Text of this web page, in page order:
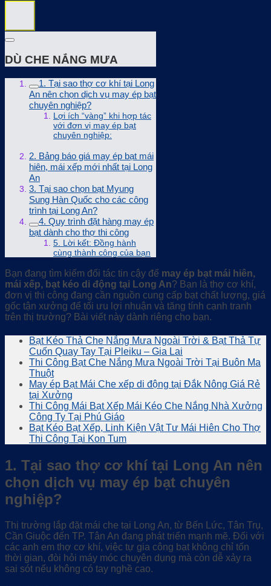
DÙ CHE NẮNG MƯA
1. Tại sao thợ cơ khí tại Long
An nên chọn dịch vụ may ép bạt
chuyên nghiệp?
Lợi ích “vàng” khi hợp tác
với đơn vị may ép bạt
chuyên nghiệp:
2. Bảng báo giá may ép bạt mái
hiên, mái xếp mới nhất tại Long
An
3. Tại sao chọn bạt Myung
Sung Hàn Quốc cho các công
trình tại Long An?
4. Quy trình đặt hàng may ép
bạt dành cho thợ thi công
5. Lời kết: Đồng hành
cùng thành công của bạn
Bạn đang tìm kiếm đối tác tin cậy để may ép bạt mái hiên,
mái xếp, bạt kéo di động tại Long An? Bạn là thợ cơ khí,
đơn vị thi công đang cần nguồn cung cấp bạt chất lượng, giá
gốc tận xưởng để tối ưu lợi nhuận và tăng tính cạnh tranh
trên thị trường? Bài viết này dành riêng cho bạn.
Bạt Kéo Thả Che Nắng Mưa Ngoài Trời & Bạt Thả Tự
Cuốn Quay Tay Tại Pleiku – Gia Lai
Thi Công Bạt Che Nắng Mưa Ngoài Trời Tại Buôn Ma
Thuột
May ép Bạt Mái Che xếp di động tại Đắk Nông Giá Rẻ
tại Xưởng
Thi Công Mái Bạt Xếp Mái Kéo Che Nắng Nhà Xưởng
Công Ty Tại Phú Giáo
Bạt Kéo Bạt Xếp, Linh Kiện Vật Tư Mái Hiên Cho Thợ
Thi Công Tại Kon Tum
1. Tại sao thợ cơ khí tại Long An nên
chọn dịch vụ may ép bạt chuyên
nghiệp?
Thị trường lắp đặt mái che tại Long An, từ Bến Lức, Tân Trụ,
Cần Giuộc đến TP. Tân An đang phát triển mạnh mẽ. Đối với
các anh em thợ cơ khí, việc tự gia công bạt không chỉ tốn
thời gian, đòi hỏi máy móc chuyên dụng mà còn dễ xảy ra
sai sót nếu không có tay nghề cao.